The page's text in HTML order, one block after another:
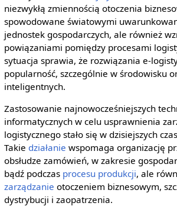
niezwykłą zmiennością otoczenia
spowodowane światowymi
jednostek gospodarczych, ale również
powiązaniami pomiędzy procesami
sytuacja sprawia, że rozwiązania e-
popularność, szczególnie w środowisku
inteligentnych.
Zastosowanie najnowocześniejszych
informatycznych w celu usprawnienia
logistycznego stało się w dzisiejszych
Takie działanie wspomaga organizację
obsłudze zamówień, w zakresie
bądź podczas procesu produkcji, ale
zarządzanie otoczeniem biznesowym,
dystrybucji i zaopatrzenia.